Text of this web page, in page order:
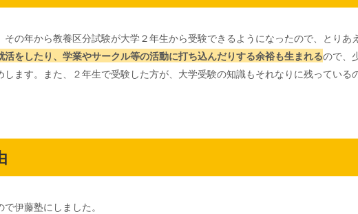
の年から教養区分試験が大学２年生から受験できるようになったので、とりあ
をしたり、学業やサークル等の活動に打ち込んだりする余裕も生まれるので、
ます。また、２年生で受験した方が、大学受験の知識もそれなりに残っている
伊藤塾にしました。